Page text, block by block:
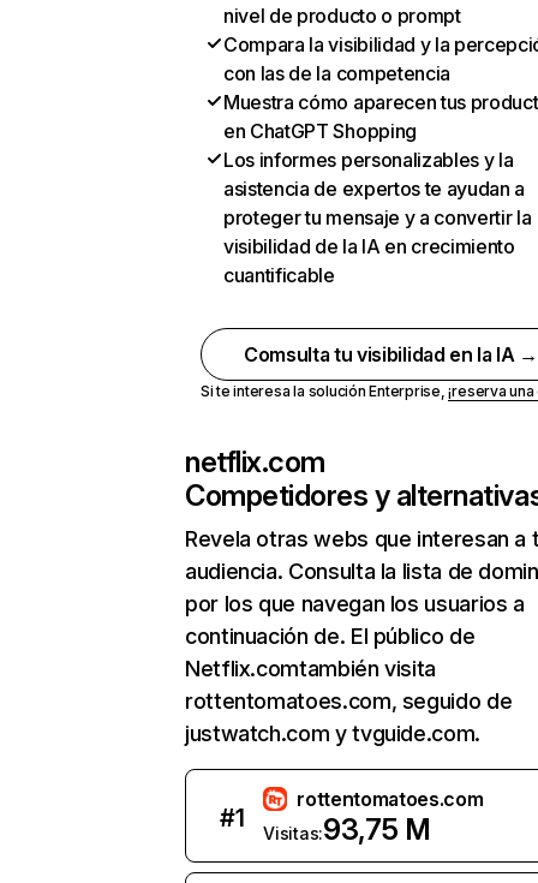
nivel de producto o prompt
Compara la visibilidad y la
con las de la competencia
Muestra cómo aparecen tus
en ChatGPT Shopping
Los informes personalizables y la
asistencia de expertos te ayudan a
proteger tu mensaje y a convertir la
visibilidad de la IA en crecimiento
cuantificable
Comsulta tu visibilidad en la IA →
Si te interesa la solución Enterprise,¡reserva
netflix.com
Competidores y
Revela otras webs que interesan a
audiencia. Consulta la lista de
por los que navegan los usuarios a
continuación de. El público de
Netflix.comtambién visita
rottentomatoes.com, seguido de
justwatch.com y tvguide.com.
#1
rottentomatoes.com
Visitas:93,75 M